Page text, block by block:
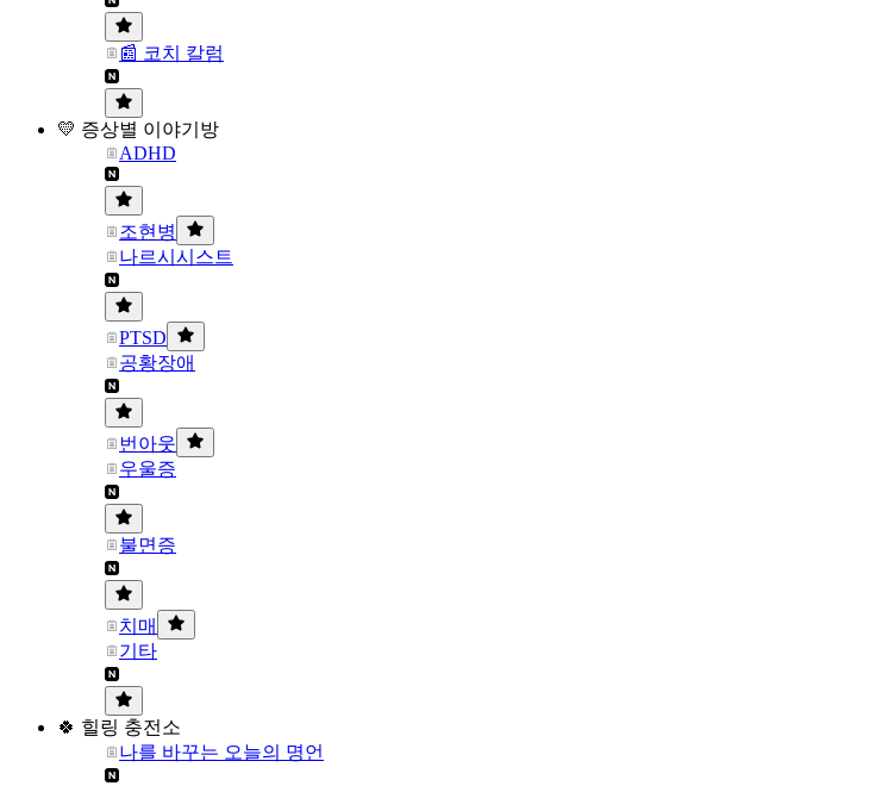
📰 코치 칼럼
💛 증상별 이야기방
ADHD
조현병
나르시시스트
PTSD
공황장애
번아웃
우울증
불면증
치매
기타
🍀 힐링 충전소
나를 바꾸는 오늘의 명언